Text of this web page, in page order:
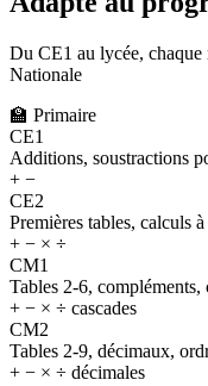
Du CE1 au lycée,
Nationale
🏫 Primaire
CE1
Additions, soustractions
+ −
CE2
Premières tables, calculs
+ − × ÷
CM1
Tables 2-6, compléments,
+ − × ÷ cascades
CM2
Tables 2-9, décimaux,
+ − × ÷ décimales